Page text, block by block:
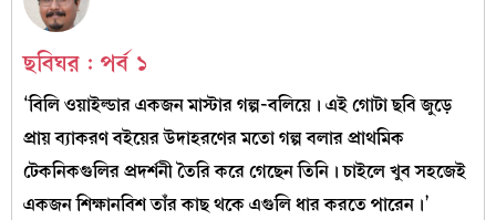
ছবিঘর : পর্ব ১
‘বিলি ওয়াইল্ডার একজন মাস্টার গল্প-বলিয়ে। এই গোটা ছবি জুড়ে
প্রায় ব্যাকরণ বইয়ের উদাহরণের মতো গল্প বলার প্রাথমিক
টেকনিকগুলির প্রদর্শনী তৈরি করে গেছেন তিনি। চাইলে খুব সহজেই
একজন শিক্ষানবিশ তাঁর কাছ থকে এগুলি ধার করতে পারেন।’